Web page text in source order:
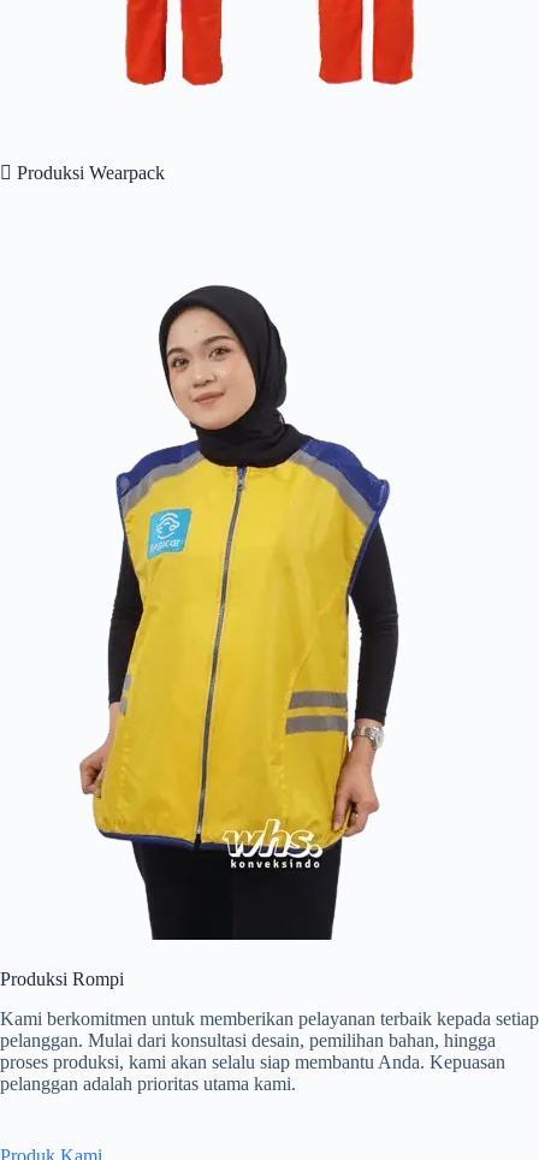
 Produksi Wearpack
Produksi Rompi
Kami berkomitmen untuk memberikan pelayanan terbaik kepada setiap
pelanggan. Mulai dari konsultasi desain, pemilihan bahan, hingga
proses produksi, kami akan selalu siap membantu Anda. Kepuasan
pelanggan adalah prioritas utama kami.
Produk Kami